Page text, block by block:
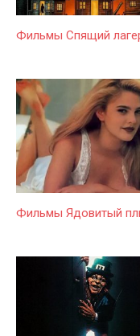
Фильмы Спящий
Фильмы Ядовитый